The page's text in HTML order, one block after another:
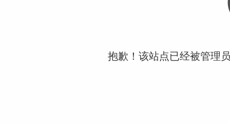
抱歉！该站点已经被管理